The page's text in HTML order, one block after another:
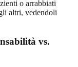
o arrabbiati
altri, vedendoli
vs.